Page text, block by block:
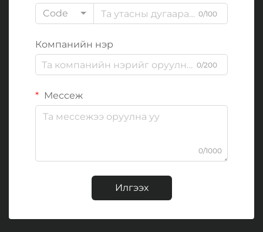
Code
0/100
Компанийн нэр
0/200
Мессеж
0/1000
Илгээх